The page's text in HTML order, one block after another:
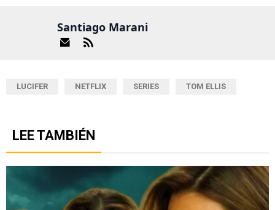
Santiago Marani
LUCIFER NETFLIX SERIES TOM ELLIS
LEE TAMBIÉN